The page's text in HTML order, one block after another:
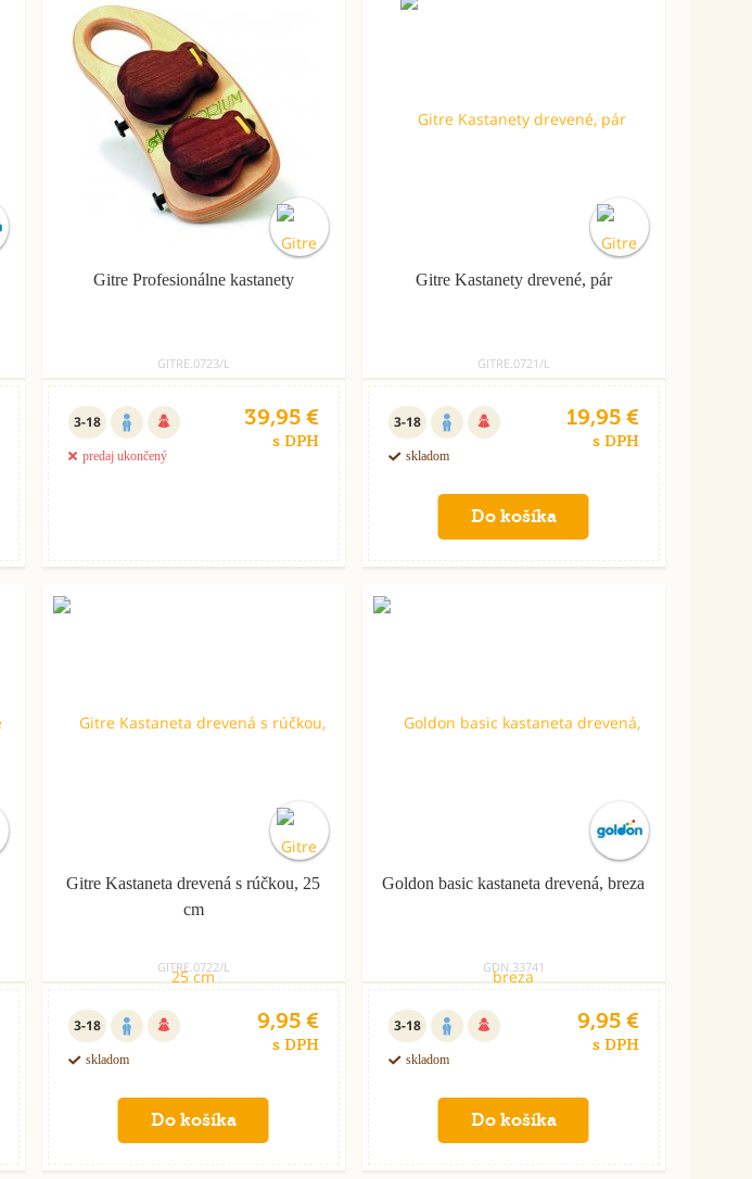
Gitre Profesionálne kastanety
GITRE.0723/L
3-18
predaj ukončený
39,95 €
s DPH
Gitre Kastanety drevené, pár
GITRE.0721/L
3-18
skladom
19,95 €
s DPH
Gitre Kastaneta drevená s rúčkou, 25
cm
GITRE.0722/L
3-18
skladom
9,95 €
s DPH
Goldon basic kastaneta drevená, breza
GDN.33741
3-18
skladom
9,95 €
s DPH